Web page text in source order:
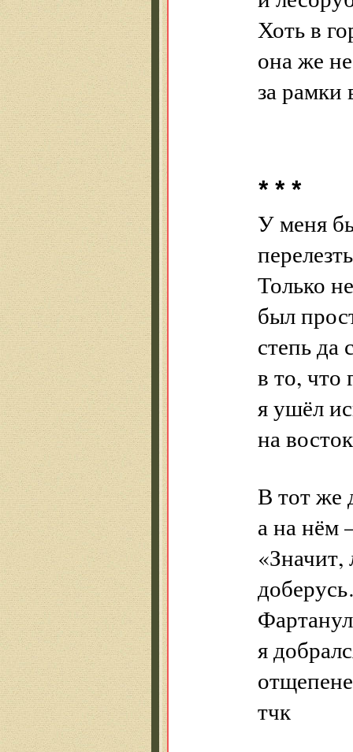
Хоть в
она же
за
* * *
У меня
Только
был
степь да
в то, что
я ушёл
на
В тот же
а на нём
«Значит,
я
тчк